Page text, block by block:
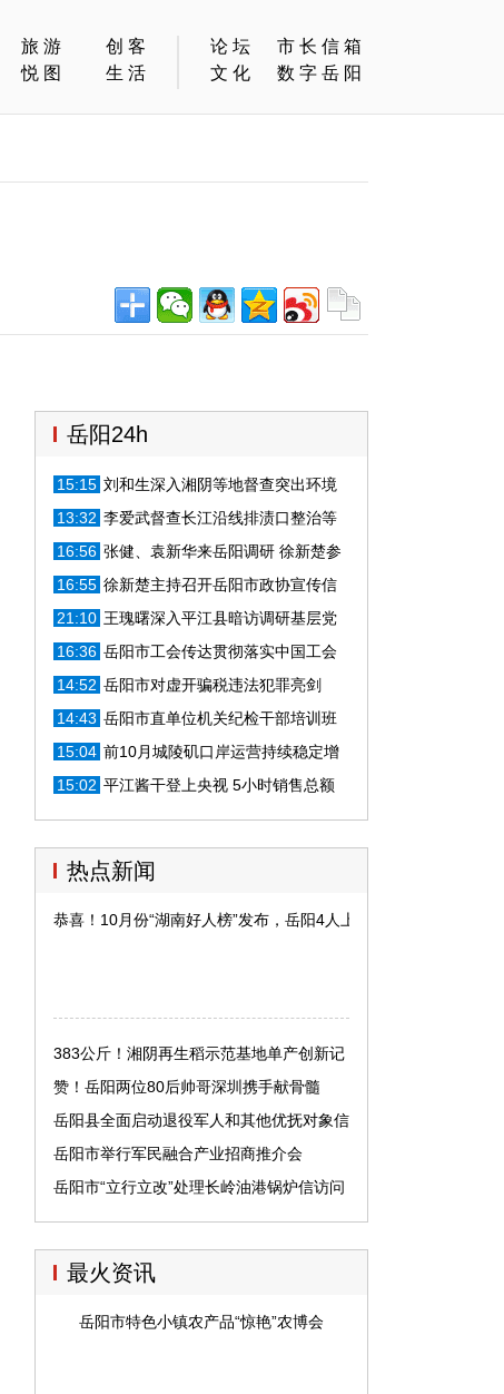
旅游
创客
悦图
生活
论坛
市长信箱
文化
数字岳阳
岳阳24h
15:15 刘和生深入湘阴等地督查突出环境
问题整改工作
13:32 李爱武督查长江沿线排渍口整治等
工作
16:56 ​张健、袁新华来岳阳调研 徐新楚参
加
16:55 徐新楚主持召开​岳阳市政协宣传信
息工作会议
21:10 王瑰曙深入平江县暗访调研基层党
建工作
16:36 岳阳市工会传达贯彻落实中国工会
十七大精神
14:52 岳阳市对虚开骗税违法犯罪亮剑
14:43 岳阳市直单位机关纪检干部培训班
开班
15:04 前10月城陵矶口岸运营持续稳定增
长
15:02 平江酱干登上央视 5小时销售总额
超20万元
热点新闻
恭喜！10月份“湖南好人榜”发布，岳阳4人上榜啦!
383公斤！湘阴再生稻示范基地单产创新记
录
赞！岳阳两位80后帅哥深圳携手献骨髓
岳阳县全面启动退役军人和其他优抚对象信
息采集工作
岳阳市举行军民融合产业招商推介会
岳阳市“立行立改”处理长岭油港锅炉信访问
题
最火资讯
岳阳市特色小镇农产品“惊艳”农博会